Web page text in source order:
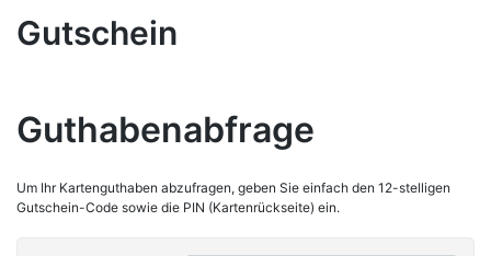
Gutschein
Guthabenabfrage
Um Ihr Kartenguthaben abzufragen, geben Sie einfach den 12-stelligen
Gutschein-Code sowie die PIN (Kartenrückseite) ein.